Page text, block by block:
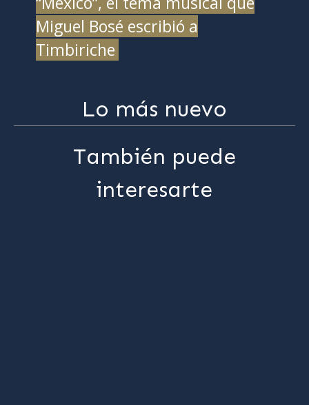
Miguel Bosé escribió a
Timbiriche
Lo más nuevo
También puede
interesarte